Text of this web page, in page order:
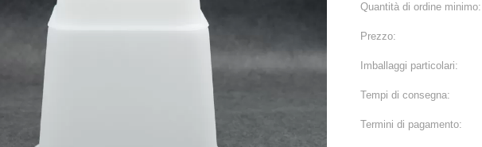
Quantità di ordine minimo:
Prezzo:
Imballaggi particolari:
Tempi di consegna:
Termini di pagamento: